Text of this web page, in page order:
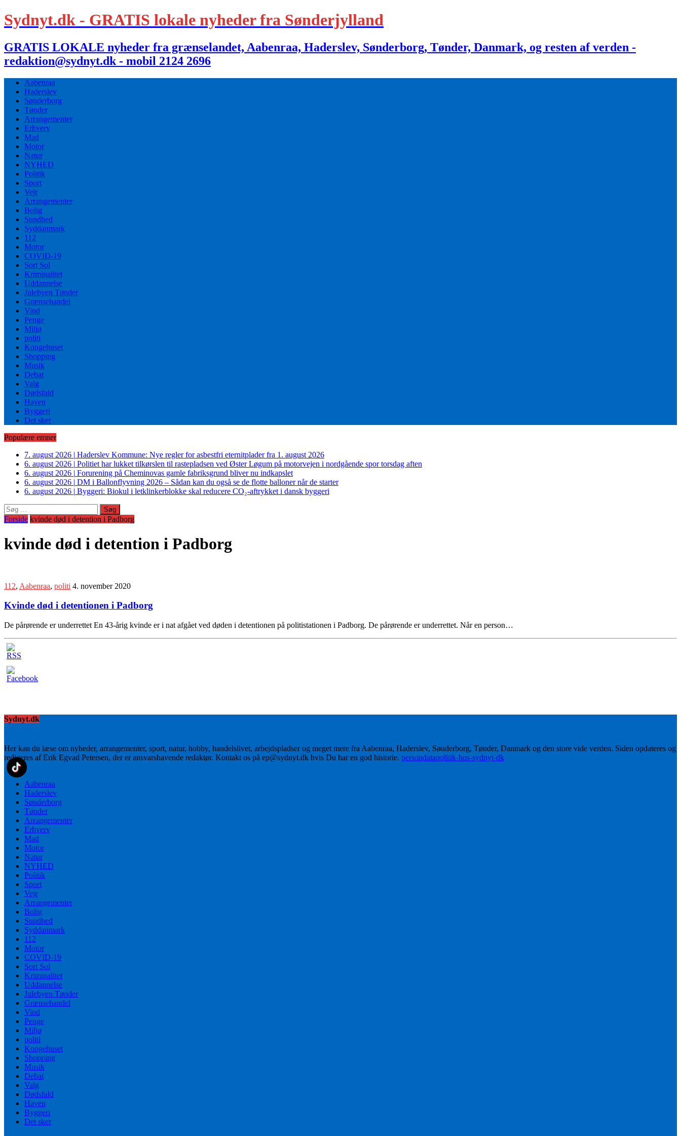
Sydnyt.dk - GRATIS lokale nyheder fra Sønderjylland
GRATIS LOKALE nyheder fra grænselandet, Aabenraa, Haderslev, Sønderborg, Tønder, Danmark, og resten af verden -
redaktion@sydnyt.dk - mobil 2124 2696
Aabenraa
Haderslev
Sønderborg
Tønder
Arrangementer
Erhverv
Mad
Motor
Natur
NYHED
Politik
Sport
Vejr
Arrangementer
Bolig
Sundhed
Syddanmark
112
Motor
COVID-19
Sort Sol
Kriminalitet
Uddannelse
Julebyen Tønder
Grænsehandel
Vind
Penge
Miljø
politi
Kongehuset
Shopping
Musik
Debat
Valg
Dødsfald
Haven
Byggeri
Det sker
Populære emner
7. august 2026 | Haderslev Kommune: Nye regler for asbestfri eternitplader fra 1. august 2026
6. august 2026 | Politiet har lukket tilkørslen til rastepladsen ved Øster Løgum på motorvejen i nordgående spor torsdag aften
6. august 2026 | Forurening på Cheminovas gamle fabriksgrund bliver nu indkapslet
6. august 2026 | DM i Ballonflyvning 2026 – Sådan kan du også se de flotte balloner når de starter
6. august 2026 | Byggeri: Biokul i letklinkerblokke skal reducere CO₂-aftrykket i dansk byggeri
Søg
efter:
Forside kvinde død i detention i Padborg
kvinde død i detention i Padborg
112, Aabenraa, politi 4. november 2020
Kvinde død i detentionen i Padborg
De pårørende er underrettet En 43-årig kvinde er i nat afgået ved døden i detentionen på politistationen i Padborg. De pårørende er underrettet. Når en person…
Sydnyt.dk
Her kan du læse om nyheder, arrangementer, sport, natur, hobby, handelslivet, arbejdspladser og meget mere fra Aabenraa, Haderslev, Sønderborg, Tønder, Danmark og den store vide verden. Siden opdateres og
redigeres af Erik Egvad Petersen, der er ansvarshavende redaktør. Kontakt os på ep@sydnyt.dk hvis Du har en god historie. persondatapolitik-hos-sydnyt-dk
Aabenraa
Haderslev
Sønderborg
Tønder
Arrangementer
Erhverv
Mad
Motor
Natur
NYHED
Politik
Sport
Vejr
Arrangementer
Bolig
Sundhed
Syddanmark
112
Motor
COVID-19
Sort Sol
Kriminalitet
Uddannelse
Julebyen Tønder
Grænsehandel
Vind
Penge
Miljø
politi
Kongehuset
Shopping
Musik
Debat
Valg
Dødsfald
Haven
Byggeri
Det sker